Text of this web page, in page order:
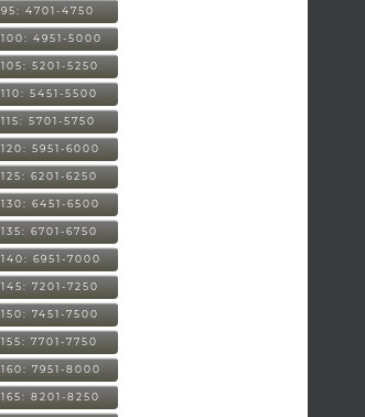
95: 4701-4750
100: 4951-5000
105: 5201-5250
110: 5451-5500
115: 5701-5750
120: 5951-6000
125: 6201-6250
130: 6451-6500
135: 6701-6750
140: 6951-7000
145: 7201-7250
150: 7451-7500
155: 7701-7750
160: 7951-8000
165: 8201-8250